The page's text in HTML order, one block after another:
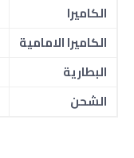
الكاميرا
الكاميرا الامامية
البطارية
الشحن